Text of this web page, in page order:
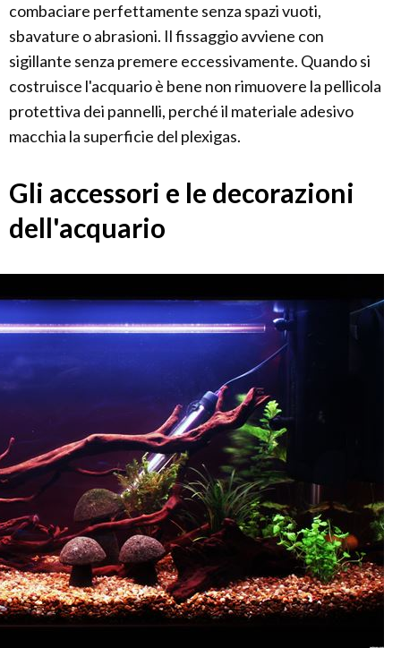
combaciare perfettamente senza spazi vuoti,
sbavature o abrasioni. Il fissaggio avviene con
sigillante senza premere eccessivamente. Quando si
costruisce l'acquario è bene non rimuovere la pellicola
protettiva dei pannelli, perché il materiale adesivo
macchia la superficie del plexigas.
Gli accessori e le decorazioni
dell'acquario